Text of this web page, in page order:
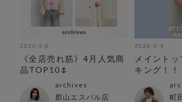
2026-5-8
《全店売れ筋》4月人気商
品TOP10🌷
archives
郡山エスパル店
2026-5-4
メイント
キング！！
町